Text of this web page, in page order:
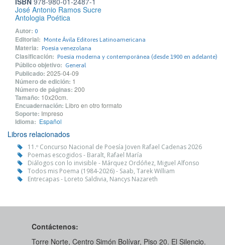
José Antonio Ramos Sucre
Antologia Poética
Autor: 0
Editorial: Monte Ávila Editores Latinoamericana
Materia: Poesía venezolana
Clasificación: Poesía moderna y contemporánea (desde 1900 en adelante)
Público objetivo: General
Publicado: 2025-04-09
Número de edición: 1
Número de páginas: 200
Tamaño: 10x20cm.
Encuadernación: Libro en otro formato
Soporte: Impreso
Idioma: Español
Libros relacionados
11.º Concurso Nacional de Poesía Joven Rafael Cadenas 2026
Poemas escogidos - Baralt, Rafael María
Diálogos con lo invisible - Márquez Ordóñez, Miguel Alfonso
Todos mis Poema (1984-2026) - Saab, Tarek William
Entrecapas - Loreto Saldivia, Nancys Nazareth
Contáctenos:
Torre Norte, Centro Simón Bolívar, Piso 20. El Silencio.